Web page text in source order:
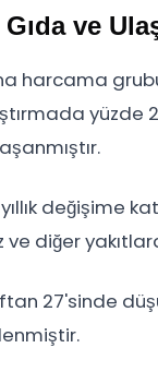
ve
harcama
yüzde
değişime
ve diğer
27'sinde